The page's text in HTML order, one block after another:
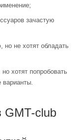
зачастую
но не хотят обладать
хотят попробовать
варианты.
GMT-club